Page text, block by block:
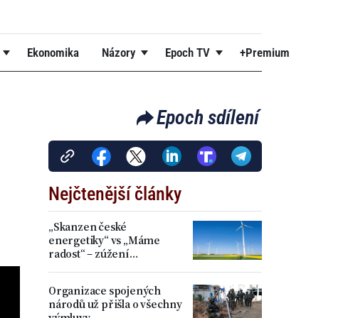
Ekonomika Názory Epoch TV +Premium
Epoch sdílení
Nejčtenější články
„Skanzen české
energetiky“ vs „Máme
radost“ – zúžení
Organizace spojených
národů už přišla o všechny